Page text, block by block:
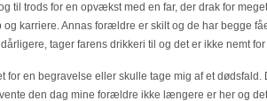
til trods for en opvækst med en far, der drak for
karriere. Annas forældre er skilt og de har begge
tager farens drikkeri til og det er ikke nemt
for en begravelse eller skulle tage mig af et dødsfald.
den dag mine forældre ikke længere er her og